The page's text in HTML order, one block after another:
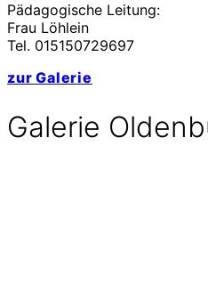
Pädagogische Leitung:
Frau Löhlein
Tel. 015150729697
zur Galerie
Galerie